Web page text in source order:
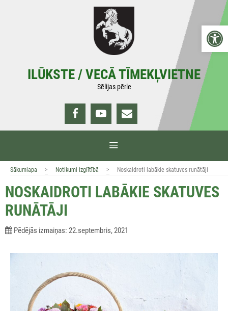
ILŪKSTE / VECĀ TĪMEKĻVIETNE
Sēlijas pērle
Sākumlapa > Notikumi izglītībā > Noskaidroti labākie skatuves runātāji
NOSKAIDROTI LABĀKIE SKATUVES
RUNĀTĀJI
Pēdējās izmaiņas: 22.septembris, 2021